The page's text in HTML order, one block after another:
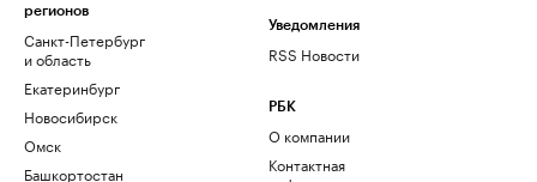
регионов
Санкт-Петербург
и область
Екатеринбург
Новосибирск
Омск
Башкортостан
Уведомления
RSS Новости
РБК
О компании
Контактная